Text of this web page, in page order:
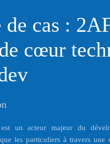
de cas :
cœur
est un acteur majeur du
les particuliers à travers